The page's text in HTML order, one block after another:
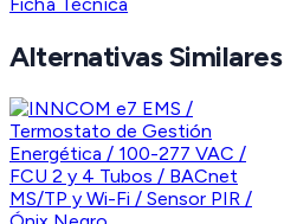
Alternativas Similares